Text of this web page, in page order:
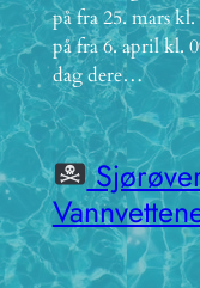
på fra 25. mars
på fra 6. april kl.
dag dere…